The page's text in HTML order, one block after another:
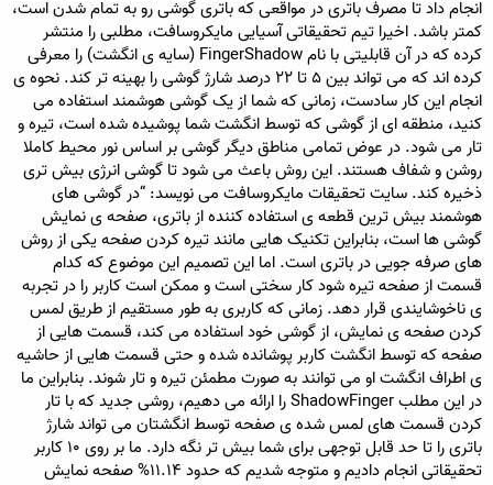
انجام داد تا مصرف باتری در مواقعی که باتری گوشی رو به تمام شدن است،
کمتر باشد. اخیرا تیم تحقیقاتی آسیایی مایکروسافت، مطلبی را منتشر
کرده که در آن قابلیتی با نام FingerShadow (سایه ی انگشت) را معرفی
کرده اند که می تواند بین ۵ تا ۲۲ درصد شارژ گوشی را بهینه تر کند. نحوه ی
انجام این کار سادست، زمانی که شما از یک گوشی هوشمند استفاده می
کنید، منطقه ای از گوشی که توسط انگشت شما پوشیده شده است، تیره و
تار می شود. در عوض تمامی مناطق دیگر گوشی بر اساس نور محیط کاملا
روشن و شفاف هستند. این روش باعث می شود تا گوشی انرژی بیش تری
ذخیره کند. سایت تحقیقات مایکروسافت می نویسد: “در گوشی های
هوشمند بیش ترین قطعه ی استفاده کننده از باتری، صفحه ی نمایش
گوشی ها است، بنابراین تکنیک هایی مانند تیره کردن صفحه یکی از روش
های صرفه جویی در باتری است. اما این تصمیم این موضوع که کدام
قسمت از صفحه تیره شود کار سختی است و ممکن است کاربر را در تجربه
ی ناخوشایندی قرار دهد. زمانی که کاربری به طور مستقیم از طریق لمس
کردن صفحه ی نمایش، از گوشی خود استفاده می کند، قسمت هایی از
صفحه که توسط انگشت کاربر پوشانده شده و حتی قسمت هایی از حاشیه
ی اطراف انگشت او می توانند به صورت مطمئن تیره و تار شوند. بنابراین ما
در این مطلب ShadowFinger را ارائه می دهیم، روشی جدید که با تار
کردن قسمت های لمس شده ی صفحه توسط انگشتان می تواند شارژ
باتری را تا حد قابل توجهی برای شما بیش تر نگه دارد. ما بر روی ۱۰ کاربر
تحقیقاتی انجام دادیم و متوجه شدیم که حدود ۱۱.۱۴% صفحه نمایش